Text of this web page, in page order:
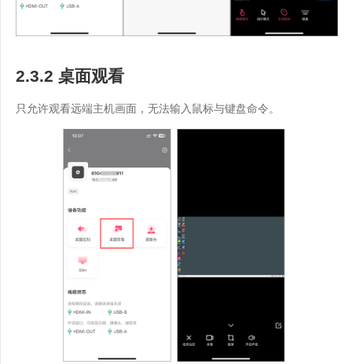
2.3.2 桌面观看
只允许观看远端主机画面，无法输入鼠标与键盘命令。